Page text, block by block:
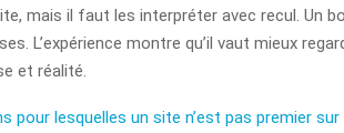
mais il faut les interpréter avec recul. Un
L’expérience montre qu’il vaut mieux
et réalité.
pour lesquelles un site n’est pas premier sur